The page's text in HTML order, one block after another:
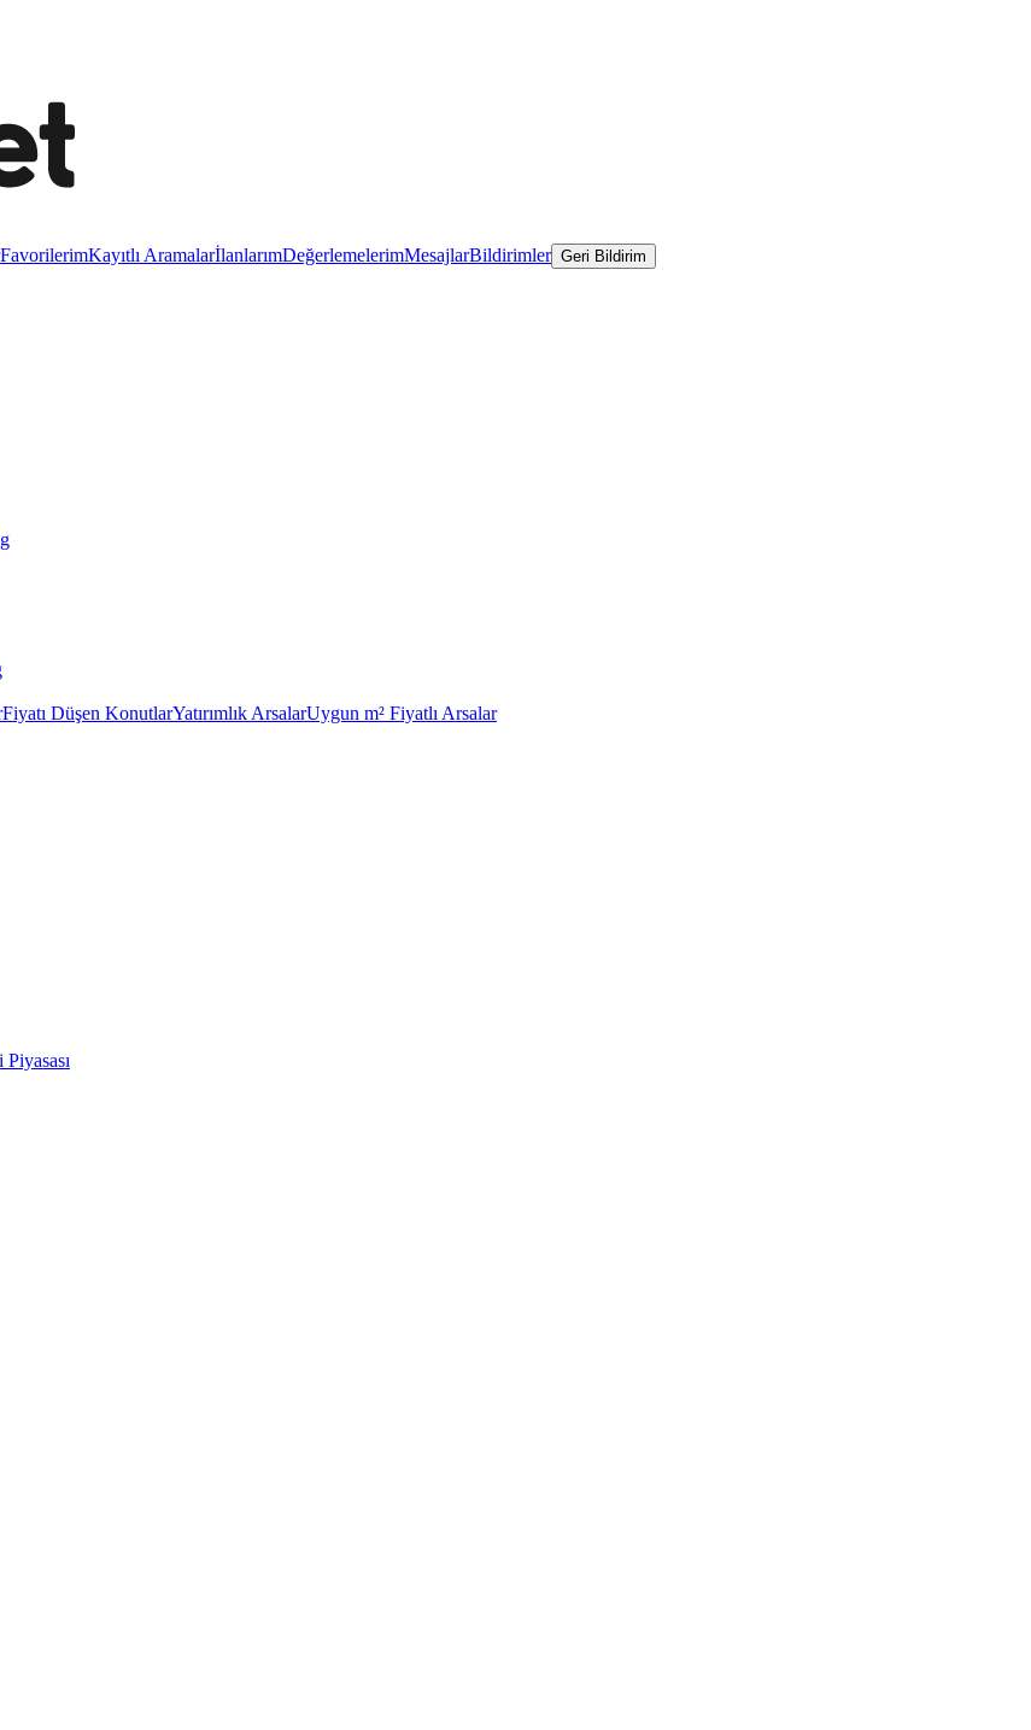
FavorilerimKayıtlı AramalarİlanlarımDeğerlemelerimMesajlarBildirimler Geri Bildirim
Fiyatı Düşen KonutlarYatırımlık ArsalarUygun m² Fiyatlı Arsalar
Piyasası